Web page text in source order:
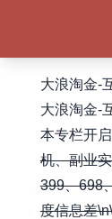
大浪淘金-
大浪淘金-
本专栏开
机、副业
399、698
度信息差